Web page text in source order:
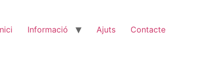
Informació Ajuts Contacte